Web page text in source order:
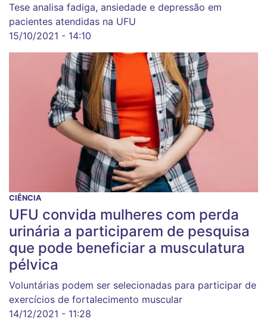
Tese analisa fadiga, ansiedade e depressão em
pacientes atendidas na UFU
15/10/2021 - 14:10
CIÊNCIA
UFU convida mulheres com perda
urinária a participarem de pesquisa
que pode beneficiar a musculatura
pélvica
Voluntárias podem ser selecionadas para participar de
exercícios de fortalecimento muscular
14/12/2021 - 11:28